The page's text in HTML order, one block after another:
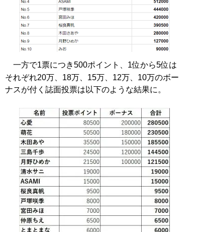
一方で1票につき500ポイント、1位から5位は
それぞれ20万、18万、15万、12万、10万のボー
ナスが付く誌面投票は以下のような結果に。